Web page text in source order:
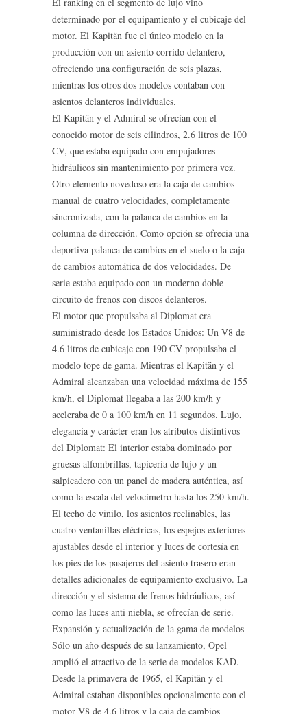
determinado por el equipamiento y el cubicaje del
motor. El Kapitän fue el único modelo en la
producción con un asiento corrido delantero,
ofreciendo una configuración de seis plazas,
mientras los otros dos modelos contaban con
asientos delanteros individuales.
El Kapitän y el Admiral se ofrecían con el
conocido motor de seis cilindros, 2.6 litros de 100
CV, que estaba equipado con empujadores
hidráulicos sin mantenimiento por primera vez.
Otro elemento novedoso era la caja de cambios
manual de cuatro velocidades, completamente
sincronizada, con la palanca de cambios en la
columna de dirección. Como opción se ofrecia una
deportiva palanca de cambios en el suelo o la caja
de cambios automática de dos velocidades. De
serie estaba equipado con un moderno doble
circuito de frenos con discos delanteros.
El motor que propulsaba al Diplomat era
suministrado desde los Estados Unidos: Un V8 de
4.6 litros de cubicaje con 190 CV propulsaba el
modelo tope de gama. Mientras el Kapitän y el
Admiral alcanzaban una velocidad máxima de 155
km/h, el Diplomat llegaba a las 200 km/h y
aceleraba de 0 a 100 km/h en 11 segundos. Lujo,
elegancia y carácter eran los atributos distintivos
del Diplomat: El interior estaba dominado por
gruesas alfombrillas, tapicería de lujo y un
salpicadero con un panel de madera auténtica, así
como la escala del velocímetro hasta los 250 km/h.
El techo de vinilo, los asientos reclinables, las
cuatro ventanillas eléctricas, los espejos exteriores
ajustables desde el interior y luces de cortesía en
los pies de los pasajeros del asiento trasero eran
detalles adicionales de equipamiento exclusivo. La
dirección y el sistema de frenos hidráulicos, así
como las luces anti niebla, se ofrecían de serie.
Expansión y actualización de la gama de modelos
Sólo un año después de su lanzamiento, Opel
amplió el atractivo de la serie de modelos KAD.
Desde la primavera de 1965, el Kapitän y el
Admiral estaban disponibles opcionalmente con el
motor V8 de 4.6 litros y la caja de cambios